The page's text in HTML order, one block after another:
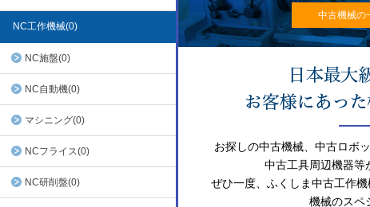
NC工作機械(0)
NC施盤(0)
NC自動機(0)
マシニング(0)
NCフライス(0)
NC研削盤(0)
中古機械の
お探しの中古機械、中古ロボ
中古工具周辺機器等
ぜひ一度、ふくしま中古工作
機械のスペ